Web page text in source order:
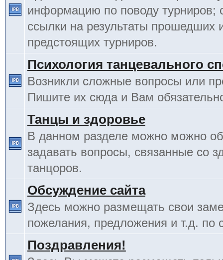
информацию по поводу турниров;
ссылки на результаты прошедших
предстоящих турниров.
Психология танцевального
Возникли сложные вопросы или
Пишите их сюда и Вам
Танцы и здоровье
В данном разделе можно можно
задавать вопросы, связанные со
танцоров.
Обсуждение сайта
Здесь можно размещать свои
пожелания, предложения и т.д. по
Поздравления!